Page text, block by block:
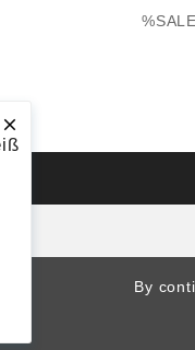
By
